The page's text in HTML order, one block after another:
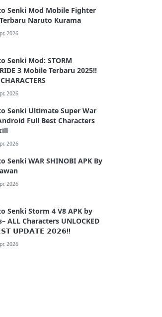
Senki Mod Mobile Fighter
Naruto Kurama
2026
Senki Mod: STORM
3 Mobile Terbaru 2025!!
2026
Senki Ultimate Super War
Full Best Characters
2026
Senki WAR SHINOBI APK By
2026
Senki Storm 4 V8 APK by
ALL Characters UNLOCKED
𝗨𝗣𝗗𝗔𝗧𝗘 𝟮𝟬𝟮𝟲!!
2026